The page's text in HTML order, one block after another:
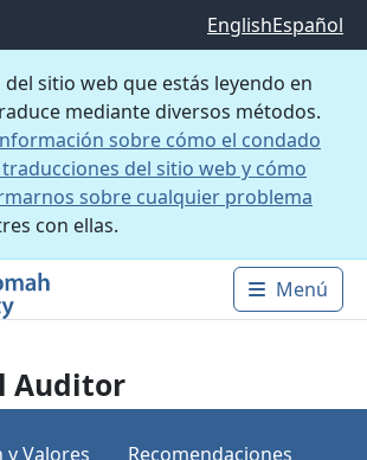
EnglishEspañol
sitio web que estás leyendo en
mediante diversos métodos.
sobre cómo el condado
del sitio web y cómo
sobre cualquier problema
con ellas.
Main
Menú
Auditor
y Valores Recomendaciones